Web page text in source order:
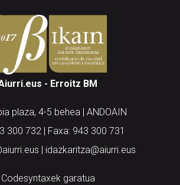
- Erroitz BM
plaza, 4-5 behea | ANDOAIN
300 732 | Faxa: 943 300 731
| idazkaritza@aiurri.eus
Codesyntaxek garatua